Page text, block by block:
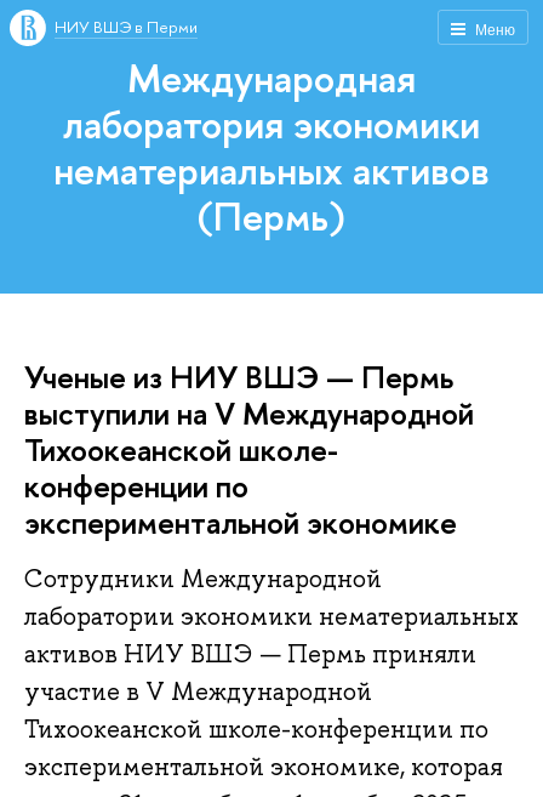
Меню
НИУ ВШЭ в Перми
Международная
лаборатория экономики
нематериальных активов
(Пермь)
Ученые из НИУ ВШЭ — Пермь
выступили на V Международной
Тихоокеанской школе-
конференции по
экспериментальной экономике
Сотрудники Международной
лаборатории экономики нематериальных
активов НИУ ВШЭ — Пермь приняли
участие в V Международной
Тихоокеанской школе-конференции по
экспериментальной экономике, которая